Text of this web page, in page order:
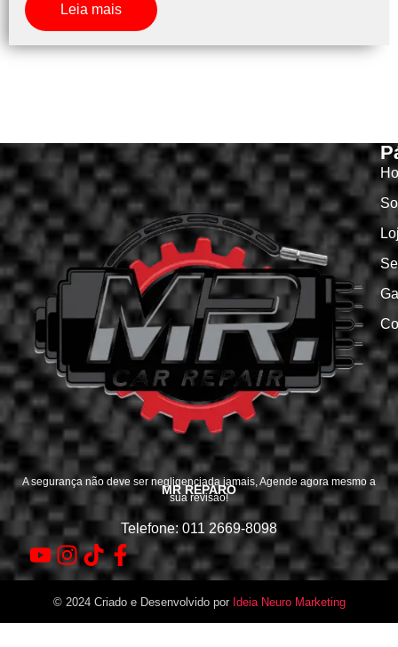
Leia mais
MR REPARO
A segurança não deve ser negligenciada jamais, Agende agora mesmo a
sua revisão!
Telefone: 011 2669-8098
© 2024 Criado e Desenvolvido por Ideia Neuro Marketing